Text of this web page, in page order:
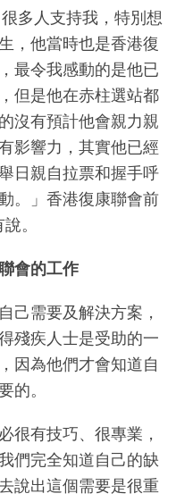
多人支持我，特別想
，他當時也是香港復
最令我感動的是他已
但是他在赤柱選站都
沒有預計他會親力親
影響力，其實他已經
日親自拉票和握手呼
。」香港復康聯會前
。
會的工作
己需要及解決方案，
殘疾人士是受助的一
因為他們才會知道自
的。
很有技巧、很專業，
們完全知道自己的缺
說出這個需要是很重